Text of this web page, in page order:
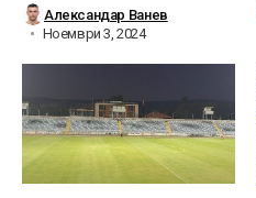
Александар Ванев
Ноември 3, 2024